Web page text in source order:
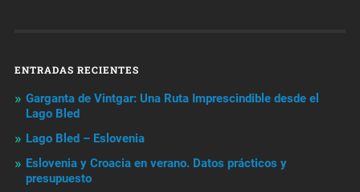
ENTRADAS RECIENTES
Garganta de Vintgar: Una Ruta Imprescindible desde el
Lago Bled
Lago Bled – Eslovenia
Eslovenia y Croacia en verano. Datos prácticos y
presupuesto